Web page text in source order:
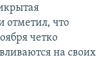
что
четко
на своих